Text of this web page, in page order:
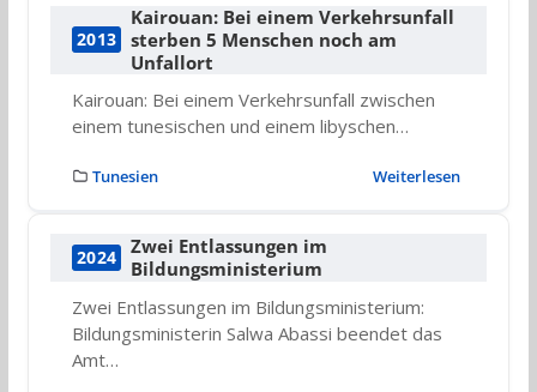
2013
Kairouan: Bei einem Verkehrsunfall
sterben 5 Menschen noch am
Unfallort
Kairouan: Bei einem Verkehrsunfall zwischen
einem tunesischen und einem libyschen…
Tunesien Weiterlesen
2024
Zwei Entlassungen im
Bildungsministerium
Zwei Entlassungen im Bildungsministerium:
Bildungsministerin Salwa Abassi beendet das
Amt…